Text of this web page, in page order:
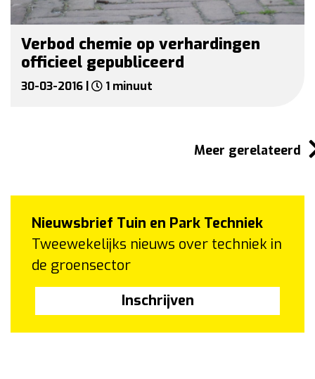
Verbod chemie op verhardingen
officieel gepubliceerd
30-03-2016 | 1 minuut
Meer gerelateerd
Nieuwsbrief Tuin en Park Techniek
Tweewekelijks nieuws over techniek in
de groensector
Inschrijven